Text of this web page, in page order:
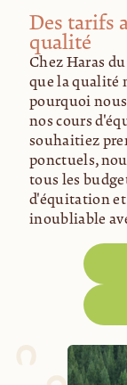
Des tarifs
qualité
Chez Haras
que la qualité
pourquoi
nos cours
souhaitiez
ponctuels,
tous les
d'équitation et
inoubliable